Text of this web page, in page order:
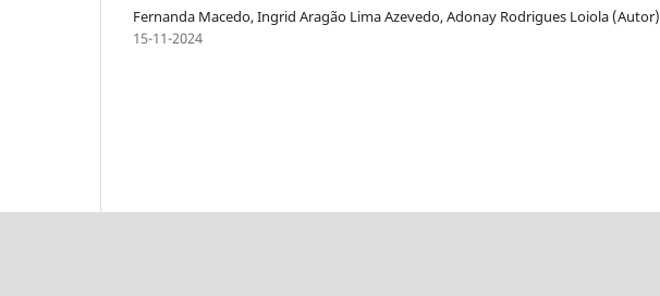
Fernanda Macedo, Ingrid Aragão Lima Azevedo, Adonay Rodrigues Loiola (Autor)
15-11-2024